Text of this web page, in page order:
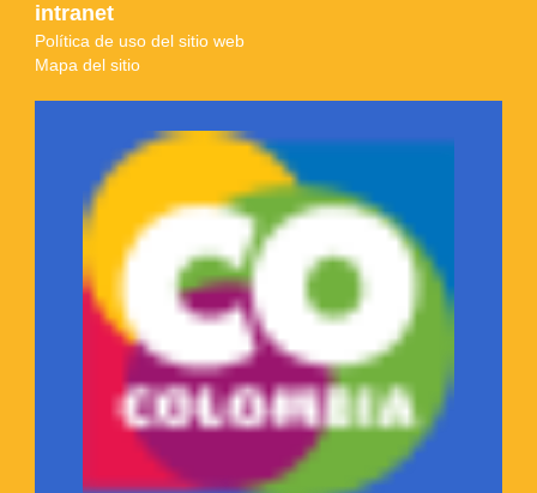
intranet
Política de uso del sitio web
Mapa del sitio